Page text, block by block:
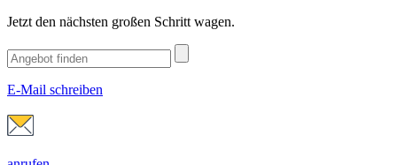
Jetzt den nächsten großen Schritt wagen.
E-Mail schreiben